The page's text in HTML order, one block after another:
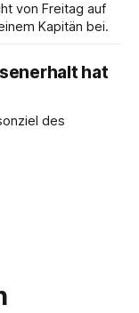
von Freitag auf
Kapitän bei.
hat
des